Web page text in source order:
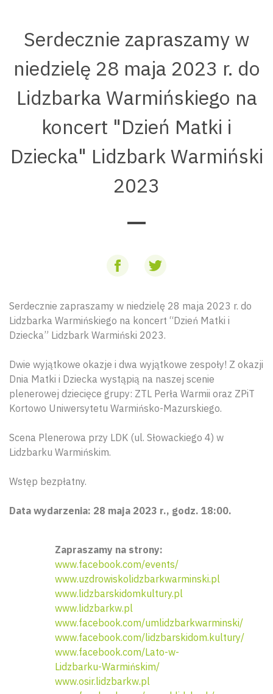
Serdecznie zapraszamy w
niedzielę 28 maja 2023 r. do
Lidzbarka Warmińskiego na
koncert "Dzień Matki i
Dziecka" Lidzbark Warmiński
2023
Serdecznie zapraszamy w niedzielę 28 maja 2023 r. do
Lidzbarka Warmińskiego na koncert “Dzień Matki i
Dziecka” Lidzbark Warmiński 2023.
Dwie wyjątkowe okazje i dwa wyjątkowe zespoły! Z okazji
Dnia Matki i Dziecka wystąpią na naszej scenie
plenerowej dziecięce grupy: ZTL Perła Warmii oraz ZPiT
Kortowo Uniwersytetu Warmińsko-Mazurskiego.
Scena Plenerowa przy LDK (ul. Słowackiego 4) w
Lidzbarku Warmińskim.
Wstęp bezpłatny.
Data wydarzenia: 28 maja 2023 r., godz. 18:00.
Zapraszamy na strony:
www.facebook.com/events/
www.uzdrowiskolidzbarkwarminski.pl
www.lidzbarskidomkultury.pl
www.lidzbarkw.pl
www.facebook.com/umlidzbarkwarminski/
www.facebook.com/lidzbarskidom.kultury/
www.facebook.com/Lato-w-
Lidzbarku-Warmińskim/
www.osir.lidzbarkw.pl